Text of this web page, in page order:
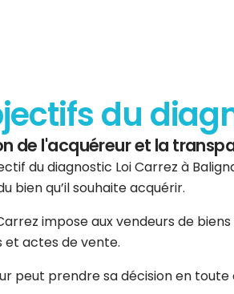
du
de l'acquéreur et la
du diagnostic Loi Carrez à
bien qu’il souhaite acquérir.
impose aux vendeurs de
et actes de vente.
peut prendre sa décision en